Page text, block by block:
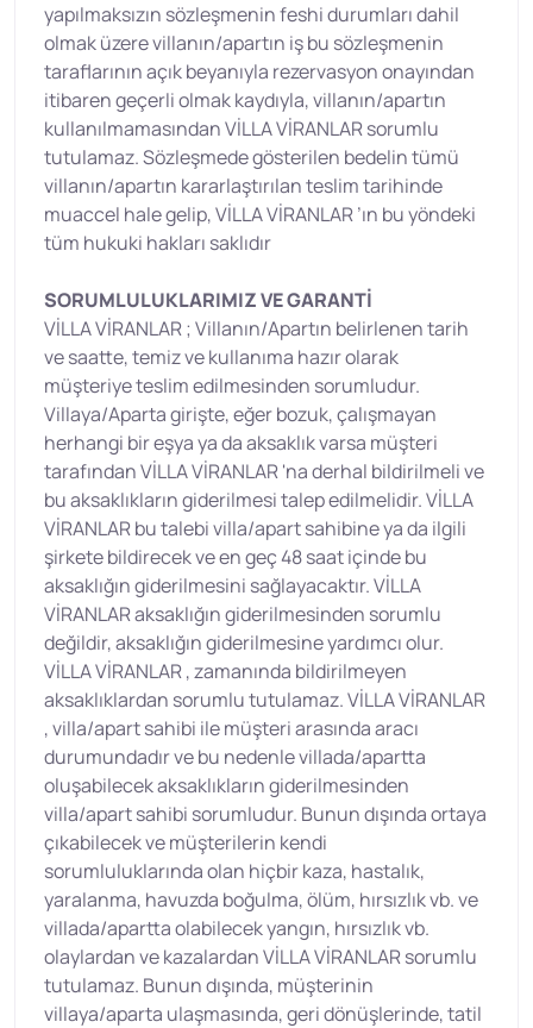
yapılmaksızın sözleşmenin feshi durumları dahil
olmak üzere villanın/apartın iş bu sözleşmenin
taraflarının açık beyanıyla rezervasyon onayından
itibaren geçerli olmak kaydıyla, villanın/apartın
kullanılmamasından VİLLA VİRANLAR sorumlu
tutulamaz. Sözleşmede gösterilen bedelin tümü
villanın/apartın kararlaştırılan teslim tarihinde
muaccel hale gelip, VİLLA VİRANLAR ’ın bu yöndeki
tüm hukuki hakları saklıdır
SORUMLULUKLARIMIZ VE GARANTİ
VİLLA VİRANLAR ; Villanın/Apartın belirlenen tarih
ve saatte, temiz ve kullanıma hazır olarak
müşteriye teslim edilmesinden sorumludur.
Villaya/Aparta girişte, eğer bozuk, çalışmayan
herhangi bir eşya ya da aksaklık varsa müşteri
tarafından VİLLA VİRANLAR 'na derhal bildirilmeli ve
bu aksaklıkların giderilmesi talep edilmelidir. VİLLA
VİRANLAR bu talebi villa/apart sahibine ya da ilgili
şirkete bildirecek ve en geç 48 saat içinde bu
aksaklığın giderilmesini sağlayacaktır. VİLLA
VİRANLAR aksaklığın giderilmesinden sorumlu
değildir, aksaklığın giderilmesine yardımcı olur.
VİLLA VİRANLAR , zamanında bildirilmeyen
aksaklıklardan sorumlu tutulamaz. VİLLA VİRANLAR
, villa/apart sahibi ile müşteri arasında aracı
durumundadır ve bu nedenle villada/apartta
oluşabilecek aksaklıkların giderilmesinden
villa/apart sahibi sorumludur. Bunun dışında ortaya
çıkabilecek ve müşterilerin kendi
sorumluluklarında olan hiçbir kaza, hastalık,
yaralanma, havuzda boğulma, ölüm, hırsızlık vb. ve
villada/apartta olabilecek yangın, hırsızlık vb.
olaylardan ve kazalardan VİLLA VİRANLAR sorumlu
tutulamaz. Bunun dışında, müşterinin
villaya/aparta ulaşmasında, geri dönüşlerinde, tatil